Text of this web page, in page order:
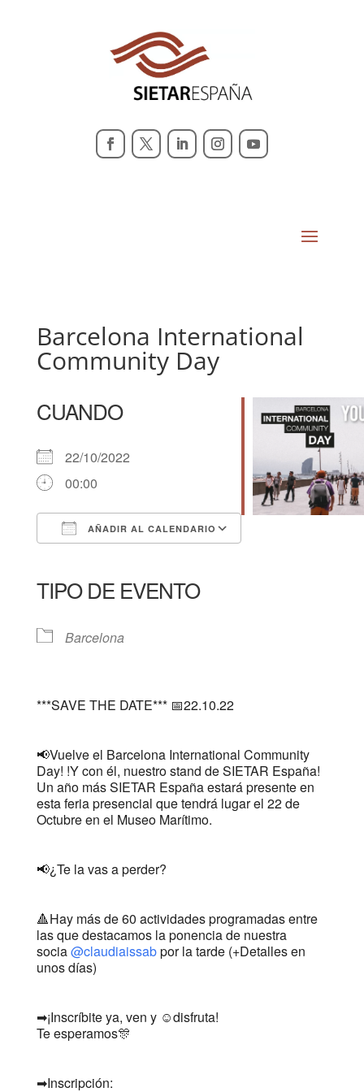
Barcelona International
Community Day
CUANDO
22/10/2022
00:00
AÑADIR AL CALENDARIO
TIPO DE EVENTO
Barcelona
***SAVE THE DATE*** 📅22.10.22
📢Vuelve el Barcelona International Community
Day! !Y con él, nuestro stand de SIETAR España!
Un año más SIETAR España estará presente en
esta feria presencial que tendrá lugar el 22 de
Octubre en el Museo Marítimo.
📢¿Te la vas a perder?
🔺Hay más de 60 actividades programadas entre
las que destacamos la ponencia de nuestra
socia@claudiaissabpor la tarde (+Detalles en
unos días)
➡¡Inscríbite ya, ven y ☺disfruta!
Te esperamos🎊
➡Inscripción: